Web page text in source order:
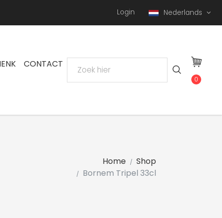
Login Nederlands
CONTACT
0
Home
Shop
Bornem Tripel 33cl